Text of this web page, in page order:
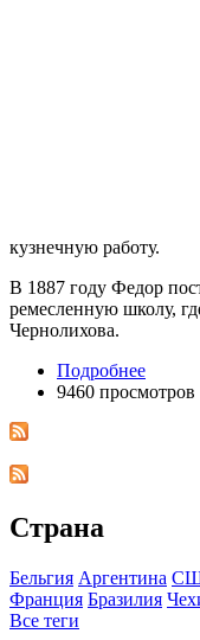
кузнечную работу.
В 1887 году Федор
ремесленную школу,
Чернолихова.
Подробнее
9460 просмотров
Страна
Бельгия Аргентина
Франция Бразилия
Все теги